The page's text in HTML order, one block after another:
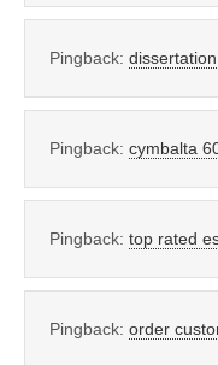
Pingback:
Pingback: cymbalta
Pingback: top rated
Pingback: order